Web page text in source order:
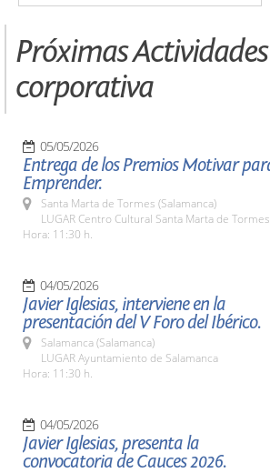
Próximas
corporativa
05/05/2026
Entrega de los Premios Motivar
Emprender.
Santa Marta de Tormes (Salamanca)
LUGAR Centro Cultural Santa Marta de Tormes
Hora: 11:30 h.
04/05/2026
Javier Iglesias, interviene en la
presentación del V Foro del Ibérico.
Salamanca (Salamanca)
LUGAR Ayuntamiento de Salamanca
Hora: 11:30 h.
04/05/2026
Javier Iglesias, presenta la
convocatoria de Cauces 2026.